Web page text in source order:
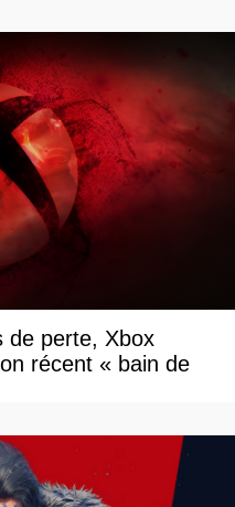
de perte, Xbox
récent « bain de